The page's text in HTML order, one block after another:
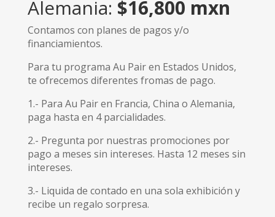
Alemania: $16,800 mxn
Contamos con planes de pagos y/o
financiamientos.
Para tu programa Au Pair en Estados Unidos,
te ofrecemos diferentes fromas de pago.
1.- Para Au Pair en Francia, China o Alemania,
paga hasta en 4 parcialidades.
2.- Pregunta por nuestras promociones por
pago a meses sin intereses. Hasta 12 meses sin
intereses.
3.- Liquida de contado en una sola exhibición y
recibe un regalo sorpresa.